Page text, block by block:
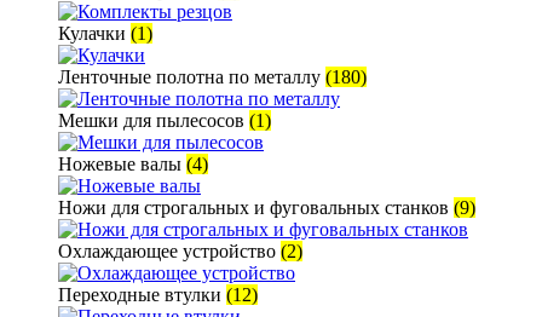
Кулачки (1)
Ленточные полотна по металлу (180)
Мешки для пылесосов (1)
Ножевые валы (4)
Ножи для строгальных и фуговальных станков (9)
Охлаждающее устройство (2)
Переходные втулки (12)